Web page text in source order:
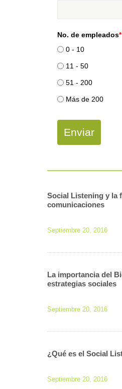
No. de empleados*
0 - 10
11 - 50
51 - 200
Más de 200
Enviar
Social Listening y la
comunicaciones
Septiembre 20, 2016
La importancia del
estrategias sociales
Septiembre 20, 2016
¿Qué es el Social
Septiembre 20, 2016